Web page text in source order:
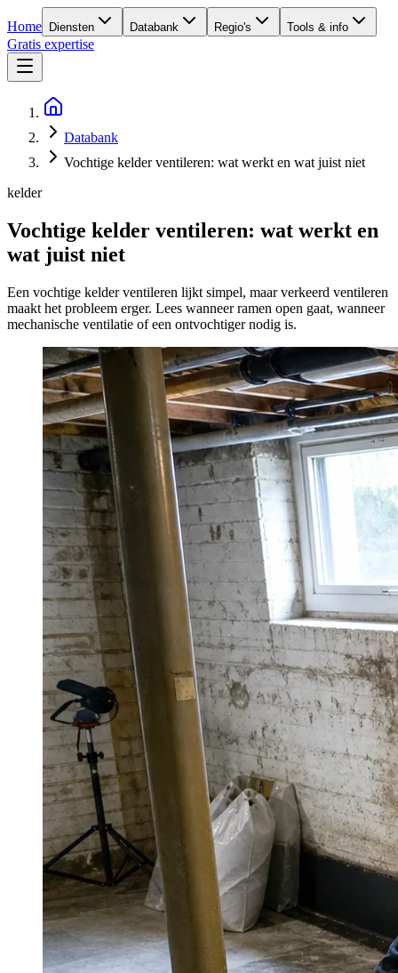
Home Diensten Databank Regio's Tools & info
Gratis expertise
Databank
Vochtige kelder ventileren: wat werkt en wat juist niet
kelder
Vochtige kelder ventileren: wat werkt en
wat juist niet
Een vochtige kelder ventileren lijkt simpel, maar verkeerd ventileren
maakt het probleem erger. Lees wanneer ramen open gaat, wanneer
mechanische ventilatie of een ontvochtiger nodig is.